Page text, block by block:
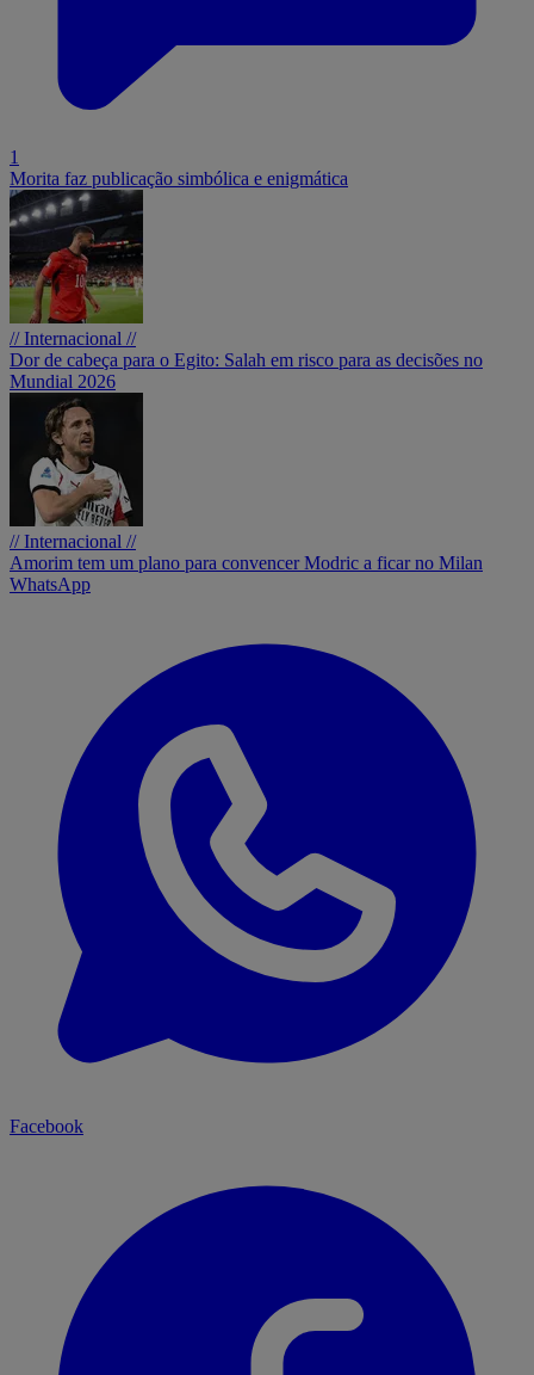
1
Morita faz publicação simbólica e enigmática
// Internacional //
Dor de cabeça para o Egito: Salah em risco para as decisões no
Mundial 2026
// Internacional //
Amorim tem um plano para convencer Modric a ficar no Milan
WhatsApp
Facebook